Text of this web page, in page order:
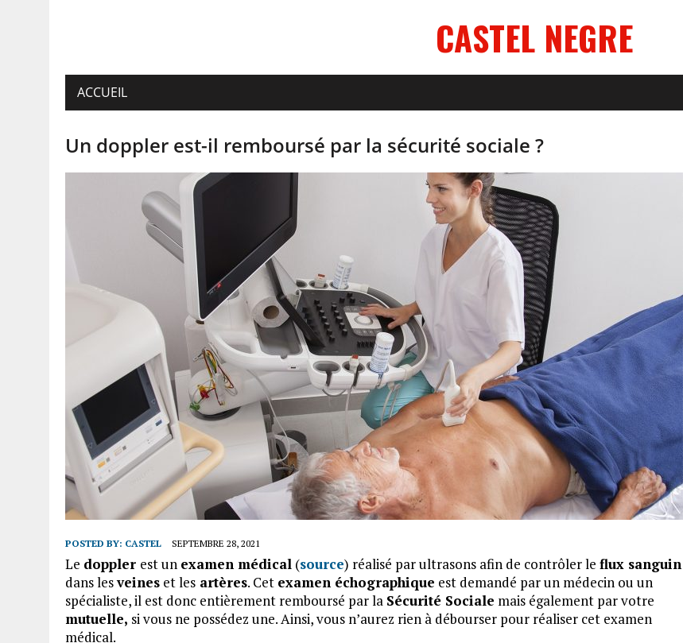
CASTEL NEGRE
ACCUEIL
Un doppler est-il remboursé par la sécurité sociale ?
POSTED BY: CASTEL SEPTEMBRE 28, 2021
Le doppler est un examen médical (source) réalisé par ultrasons afin de contrôler le flux sanguin
dans lesveines et les artères. Cet examen échographique est demandé par un médecin ou un
spécialiste, il est donc entièrement remboursé par la Sécurité Sociale mais également par votre
mutuelle, si vous ne possédez une. Ainsi, vous n’aurez rien à débourser pour réaliser cet examen
médical.